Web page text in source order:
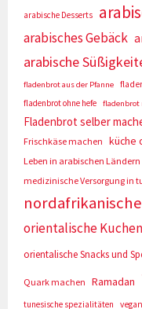
arabische Desserts
arabisches Gebäck
arabische
fladenbrot aus der Pfanne
fladenbrot ohne hefe
fladenbrot
Fladenbrot selber
Frischkäse machen
küche
Leben in arabischen Ländern
medizinische Versorgung in
orientalische
orientalische Snacks und
Quark machen Ramadan
tunesische spezialitäten vegan